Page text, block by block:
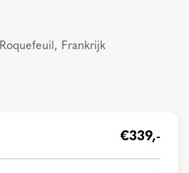
Roquefeuil, Frankrijk
€339,-